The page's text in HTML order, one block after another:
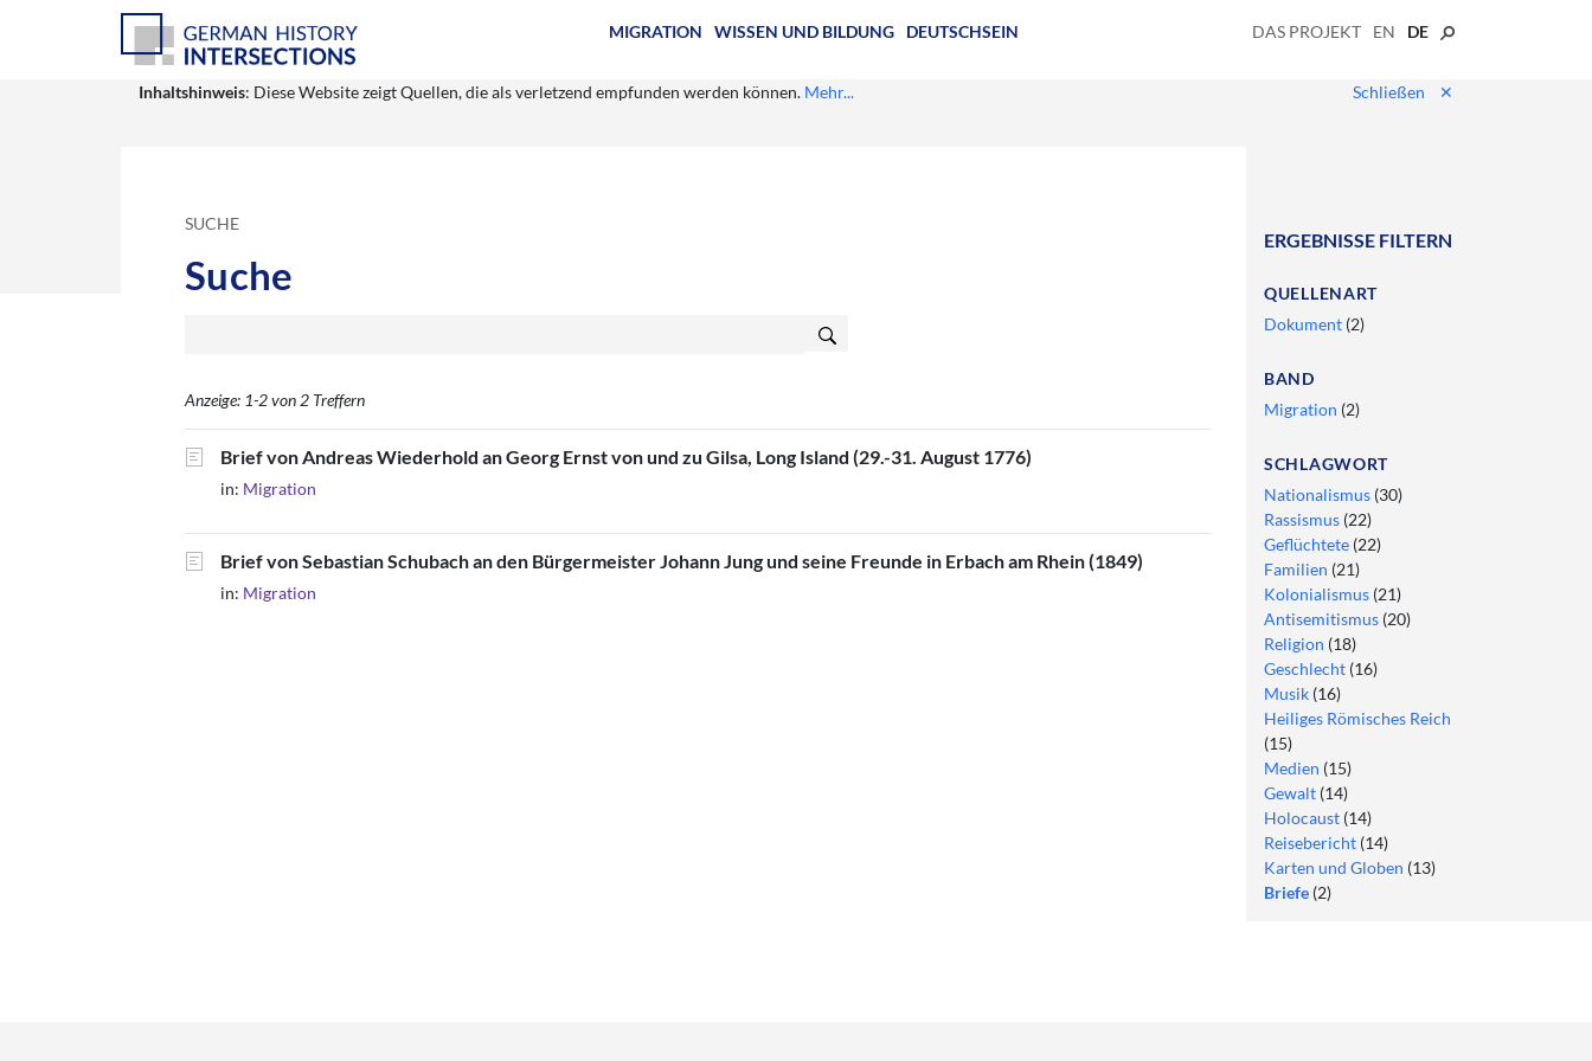
MIGRATION WISSEN UND BILDUNG DEUTSCHSEIN DAS PROJEKT EN DE
Inhaltshinweis: Diese Website zeigt Quellen, die als verletzend empfunden werden können. Mehr... Schließen ✕
SUCHE
Suche
Anzeige: 1-2 von 2 Treffern
Brief von Andreas Wiederhold an Georg Ernst von und zu Gilsa, Long Island (29.-31. August 1776)
in: Migration
Brief von Sebastian Schubach an den Bürgermeister Johann Jung und seine Freunde in Erbach am Rhein (1849)
in: Migration
ERGEBNISSE FILTERN
QUELLENART
Dokument (2)
BAND
Migration (2)
SCHLAGWORT
Nationalismus (30)
Rassismus (22)
Geflüchtete (22)
Familien (21)
Kolonialismus (21)
Antisemitismus (20)
Religion (18)
Geschlecht (16)
Musik (16)
Heiliges Römisches Reich
(15)
Medien (15)
Gewalt (14)
Holocaust (14)
Reisebericht (14)
Karten und Globen (13)
Briefe (2)